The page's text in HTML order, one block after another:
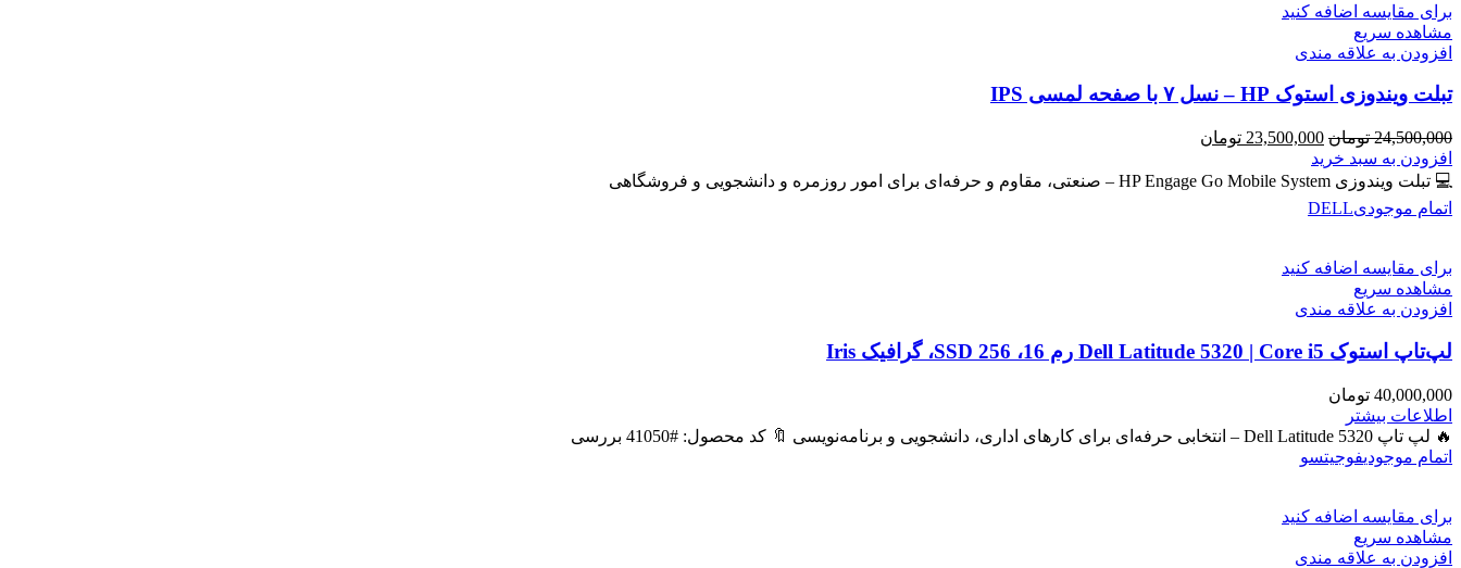
برای مقایسه اضافه کنید
مشاهده سریع
افزودن به علاقه مندی
تبلت ویندوزی استوک HP – نسل ۷ با صفحه لمسی IPS
24,500,000 تومان قیمت
اصلی
24,500,000 تومان
بود.
23,500,000 تومان
23,500,000 تومان
افزودن به سبد خرید
💻 تبلت ویندوزی HP Engage Go Mobile System – صنعتی، مقاوم و حرفه‌ای برای امور روزمره و دانشجویی و فروشگاهی
اتمام موجودیDELL
برای مقایسه اضافه کنید
مشاهده سریع
افزودن به علاقه مندی
لپ‌تاپ استوک Dell Latitude 5320 | Core i5 رم 16، SSD 256، گرافیک Iris
40,000,000 تومان
اطلاعات بیشتر
🔥 لپ تاپ Dell Latitude 5320 – انتخابی حرفه‌ای برای کارهای اداری، دانشجویی و برنامه‌نویسی 🔖 کد محصول: #41050 بررسی
اتمام موجودیفوجیتسو
برای مقایسه اضافه کنید
مشاهده سریع
افزودن به علاقه مندی